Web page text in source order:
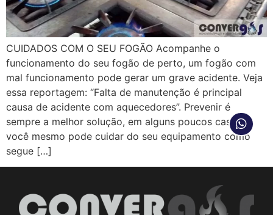
CUIDADOS COM O SEU FOGÃO Acompanhe o
funcionamento do seu fogão de perto, um fogão com
mal funcionamento pode gerar um grave acidente. Veja
essa reportagem: “Falta de manutenção é principal
causa de acidente com aquecedores”. Prevenir é
sempre a melhor solução, em alguns poucos casos
você mesmo pode cuidar do seu equipamento como
segue […]